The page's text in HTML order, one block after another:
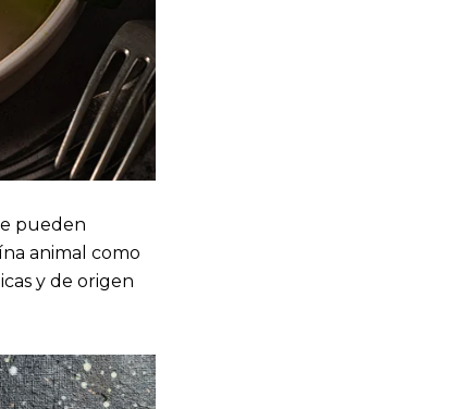
pueden
animal como
y de origen